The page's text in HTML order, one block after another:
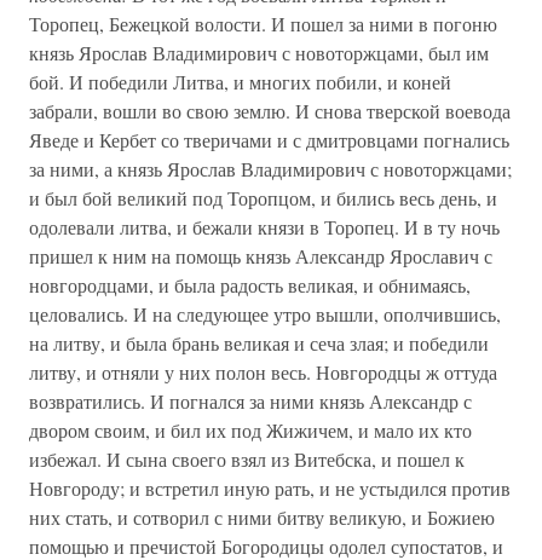
Торопец, Бежецкой волости. И пошел за ними в погоню
князь Ярослав Владимирович с новоторжцами, был им
бой. И победили Литва, и многих побили, и коней
забрали, вошли во свою землю. И снова тверской воевода
Яведе и Кербет со тверичами и с дмитровцами погнались
за ними, а князь Ярослав Владимирович с новоторжцами;
и был бой великий под Торопцом, и бились весь день, и
одолевали литва, и бежали князи в Торопец. И в ту ночь
пришел к ним на помощь князь Александр Ярославич с
новгородцами, и была радость великая, и обнимаясь,
целовались. И на следующее утро вышли, ополчившись,
на литву, и была брань великая и сеча злая; и победили
литву, и отняли у них полон весь. Новгородцы ж оттуда
возвратились. И погнался за ними князь Александр с
двором своим, и бил их под Жижичем, и мало их кто
избежал. И сына своего взял из Витебска, и пошел к
Новгороду; и встретил иную рать, и не устыдился против
них стать, и сотворил с ними битву великую, и Божиею
помощью и пречистой Богородицы одолел супостатов, и